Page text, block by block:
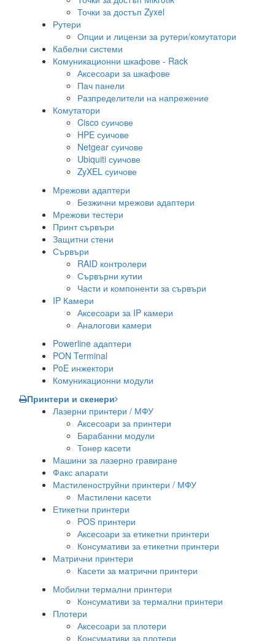
Точки за достъп Zyxel
Рутери
Опции и лицензи за рутери/комутатори
Кабелни системи
Комуникационни шкафове - Rack
Аксесоари за шкафове
Пач панели
Разпределители на напрежение
Комутатори
Cisco суичове
HPE суичове
Netgear суичове
Ubiquiti суичове
ZyXEL суичове
Мрежови адаптери
Безжични мрежови адаптери
Мрежови тестери
Принт сървъри
Защитни стени
Сървъри
RAID контролери
Сървърни кутии
Части и компоненти за сървъри
IP Камери
Аксесоари за IP камери
Аналогови камери
Powerline адаптери
PON Terminal
PoE инжектори
Комуникационни модули
Принтери и скенери
Лазерни принтери / МФУ
Аксесоари за принтери
Барабанни модули
Тонер касети
Машини за лазерно гравиране
Факс апарати
Мастиленоструйни принтери / МФУ
Мастилени касети
Етикетни принтери
POS принтери
Аксесоари за етикетни принтери
Консумативи за етикетни принтери
Матрични принтери
Касети за матрични принтери
Мобилни термални принтери
Консумативи за термални принтери
Плотери
Аксесоари за плотери
Консумативи за плотери